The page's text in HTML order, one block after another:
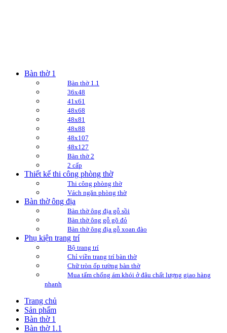
Bàn thờ 1
Bàn thờ 1.1
36x48
41x61
48x68
48x81
48x88
48x107
48x127
Bàn thờ 2
2 cấp
Thiết kế thi công phòng thờ
Thi công phòng thờ
Vách ngăn phòng thờ
Bàn thờ ông địa
Bàn thờ ông địa gỗ sồi
Bàn thờ ông gỗ gõ đỏ
Bàn thờ ông địa gỗ xoan đào
Phụ kiện trang trí
Bộ trang trí
Chỉ viền trang trí bàn thờ
Chữ tròn ốp tường bàn thờ
Mua tấm chống ám khói ở đâu chất lượng giao hàng
nhanh
Trang chủ
Sản phẩm
Bàn thờ 1
Bàn thờ 1.1